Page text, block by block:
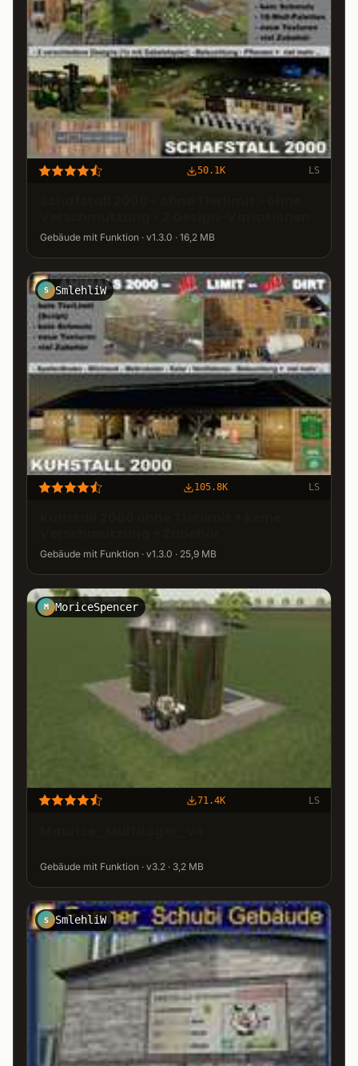
50.1K LS
Gebäude mit Funktion · v1.3.0 · 16,2 MB
S SmlehliW
105.8K LS
Gebäude mit Funktion · v1.3.0 · 25,9 MB
M MoriceSpencer
71.4K LS
Gebäude mit Funktion · v3.2 · 3,2 MB
S SmlehliW